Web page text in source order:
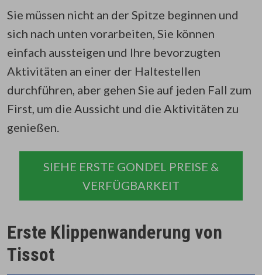
Sie müssen nicht an der Spitze beginnen und
sich nach unten vorarbeiten, Sie können
einfach aussteigen und Ihre bevorzugten
Aktivitäten an einer der Haltestellen
durchführen, aber gehen Sie auf jeden Fall zum
First, um die Aussicht und die Aktivitäten zu
genießen.
SIEHE ERSTE GONDEL PREISE &
VERFÜGBARKEIT
Erste Klippenwanderung von
Tissot